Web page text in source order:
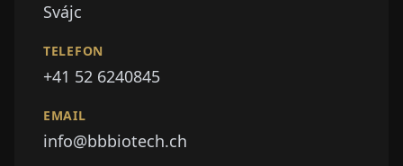
Svájc
TELEFON
+41 52 6240845
EMAIL
info@bbbiotech.ch